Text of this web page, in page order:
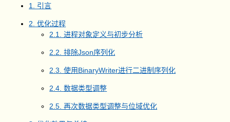
1. 引言
2. 优化过程
2.1. 进程对象定义与初步分析
2.2. 排除Json序列化
2.3. 使用BinaryWriter进行二进制序列化
2.4. 数据类型调整
2.5. 再次数据类型调整与位域优化